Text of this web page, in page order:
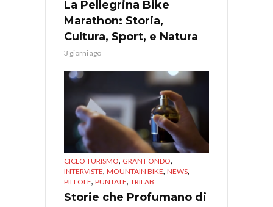
La Pellegrina Bike
Marathon: Storia,
Cultura, Sport, e Natura
3 giorni ago
CICLO TURISMO, GRAN FONDO,
INTERVISTE, MOUNTAIN BIKE, NEWS,
PILLOLE, PUNTATE, TRILAB
Storie che Profumano di